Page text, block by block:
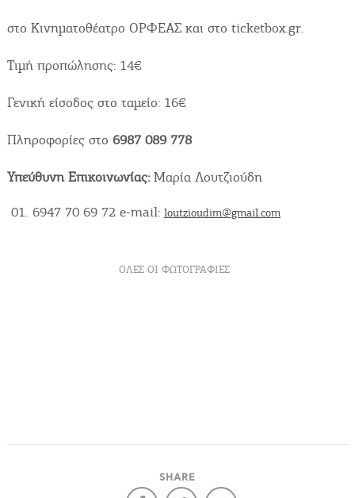
στο Κινηματοθέατρο ΟΡΦΕΑΣ και στο ticketbox.gr.
Tιμή προπώλησης: 14€
Γενική είσοδος στο ταμείο: 16€
Πληροφορίες στο 6987 089 778
Υπεύθυνη Επικοινωνίας:Μαρία Λουτζιούδη
6947 70 69 72 e-mail: loutzioudim@gmail.com
ΌΛΕΣ ΟΙ ΦΩΤΟΓΡΑΦΊΕΣ
SHARE